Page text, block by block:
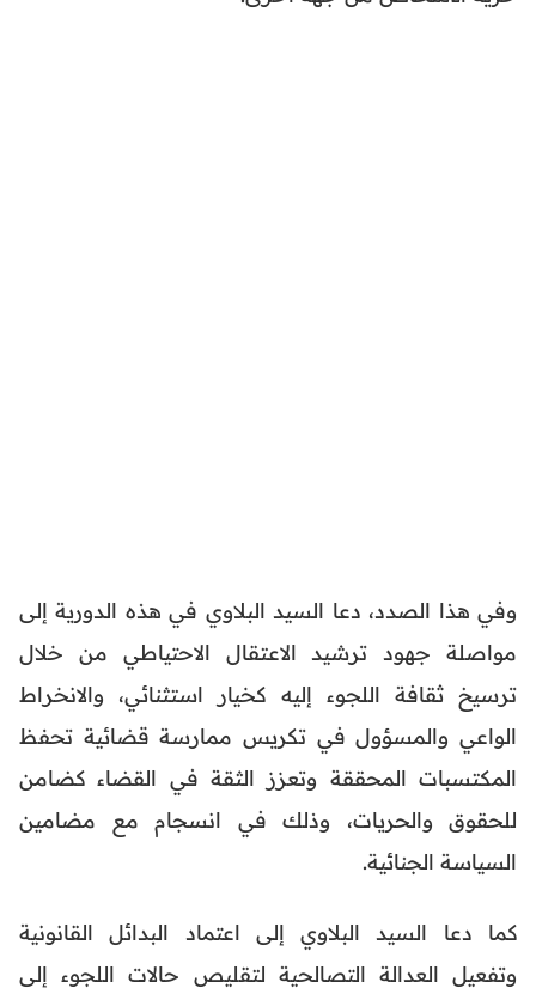
وفي هذا الصدد، دعا السيد البلاوي في هذه الدورية إلى
مواصلة جهود ترشيد الاعتقال الاحتياطي من خلال
ترسيخ ثقافة اللجوء إليه كخيار استثنائي، والانخراط
الواعي والمسؤول في تكريس ممارسة قضائية تحفظ
المكتسبات المحققة وتعزز الثقة في القضاء كضامن
للحقوق والحريات، وذلك في انسجام مع مضامين
السياسة الجنائية.
كما دعا السيد البلاوي إلى اعتماد البدائل القانونية
وتفعيل العدالة التصالحية لتقليص حالات اللجوء إلى